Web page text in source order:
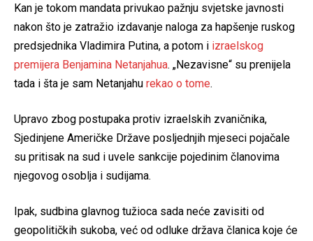
Kan je tokom mandata privukao pažnju svjetske javnosti
nakon što je zatražio izdavanje naloga za hapšenje ruskog
predsjednika Vladimira Putina, a potom i izraelskog
premijera Benjamina Netanjahua. „Nezavisne“ su prenijela
tada i šta je sam Netanjahu rekao o tome.
Upravo zbog postupaka protiv izraelskih zvaničnika,
Sjedinjene Američke Države posljednjih mjeseci pojačale
su pritisak na sud i uvele sankcije pojedinim članovima
njegovog osoblja i sudijama.
Ipak, sudbina glavnog tužioca sada neće zavisiti od
geopolitičkih sukoba, već od odluke država članica koje će